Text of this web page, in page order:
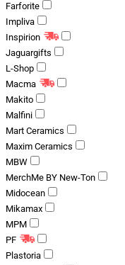
Farforite
Impliva
Inspirion
Jaguargifts
L-Shop
Macma
Makito
Malfini
Mart Ceramics
Maxim Ceramics
MBW
MerchMe BY New-Ton
Midocean
Mikamax
MPM
PF
Plastoria